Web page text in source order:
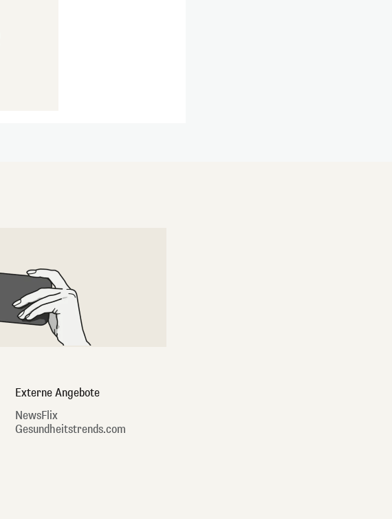
Externe Angebote
NewsFlix
Gesundheitstrends.com